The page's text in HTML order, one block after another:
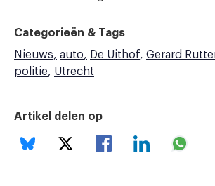
Categorieën & Tags
Nieuws
auto De Uithof Gerard
politie
Utrecht
Artikel delen op